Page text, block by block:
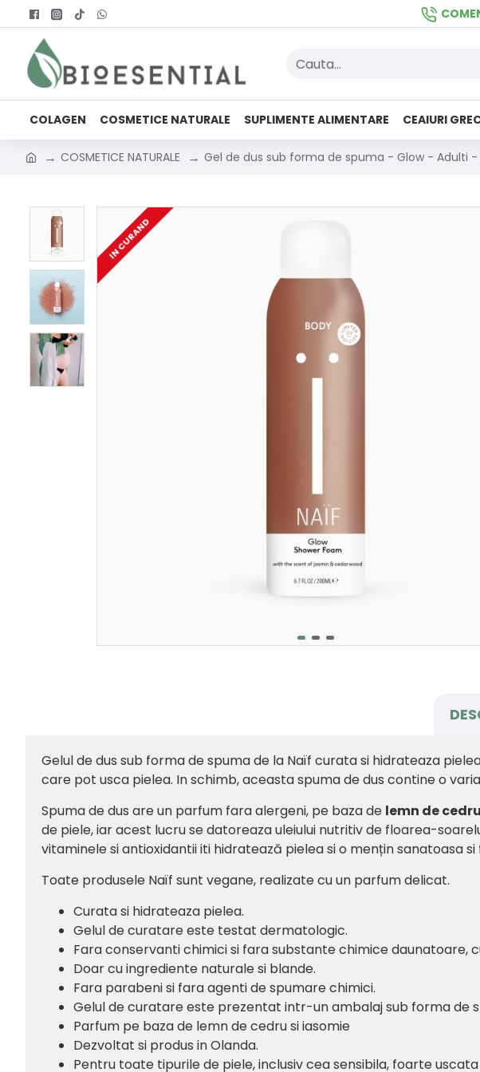
COLAGEN COSMETICE NATURALE SUPLIMENTE ALIMENTARE CEAIURI
COSMETICE NATURALE Gel de dus sub forma de spuma - Glow - Adulti
IN CURAND
Gelul de dus sub forma de spuma de la Naïf curata si hidrateaza
care pot usca pielea. In schimb, aceasta spuma de dus contine o
Spuma de dus are un parfum fara alergeni, pe baza de lemn de
de piele, iar acest lucru se datoreaza uleiului nutritiv de floarea-
vitaminele si antioxidantii iti hidratează pielea si o mențin sanatoasa
Toate produsele Naïf sunt vegane, realizate cu un parfum delicat.
Curata si hidrateaza pielea.
Gelul de curatare este testat dermatologic.
Fara conservanti chimici si fara substante chimice daunatoare,
Doar cu ingrediente naturale si blande.
Fara parabeni si fara agenti de spumare chimici.
Gelul de curatare este prezentat intr-un ambalaj sub forma de
Parfum pe baza de lemn de cedru si iasomie
Dezvoltat si produs in Olanda.
Pentru toate tipurile de piele, inclusiv cea sensibila, foarte